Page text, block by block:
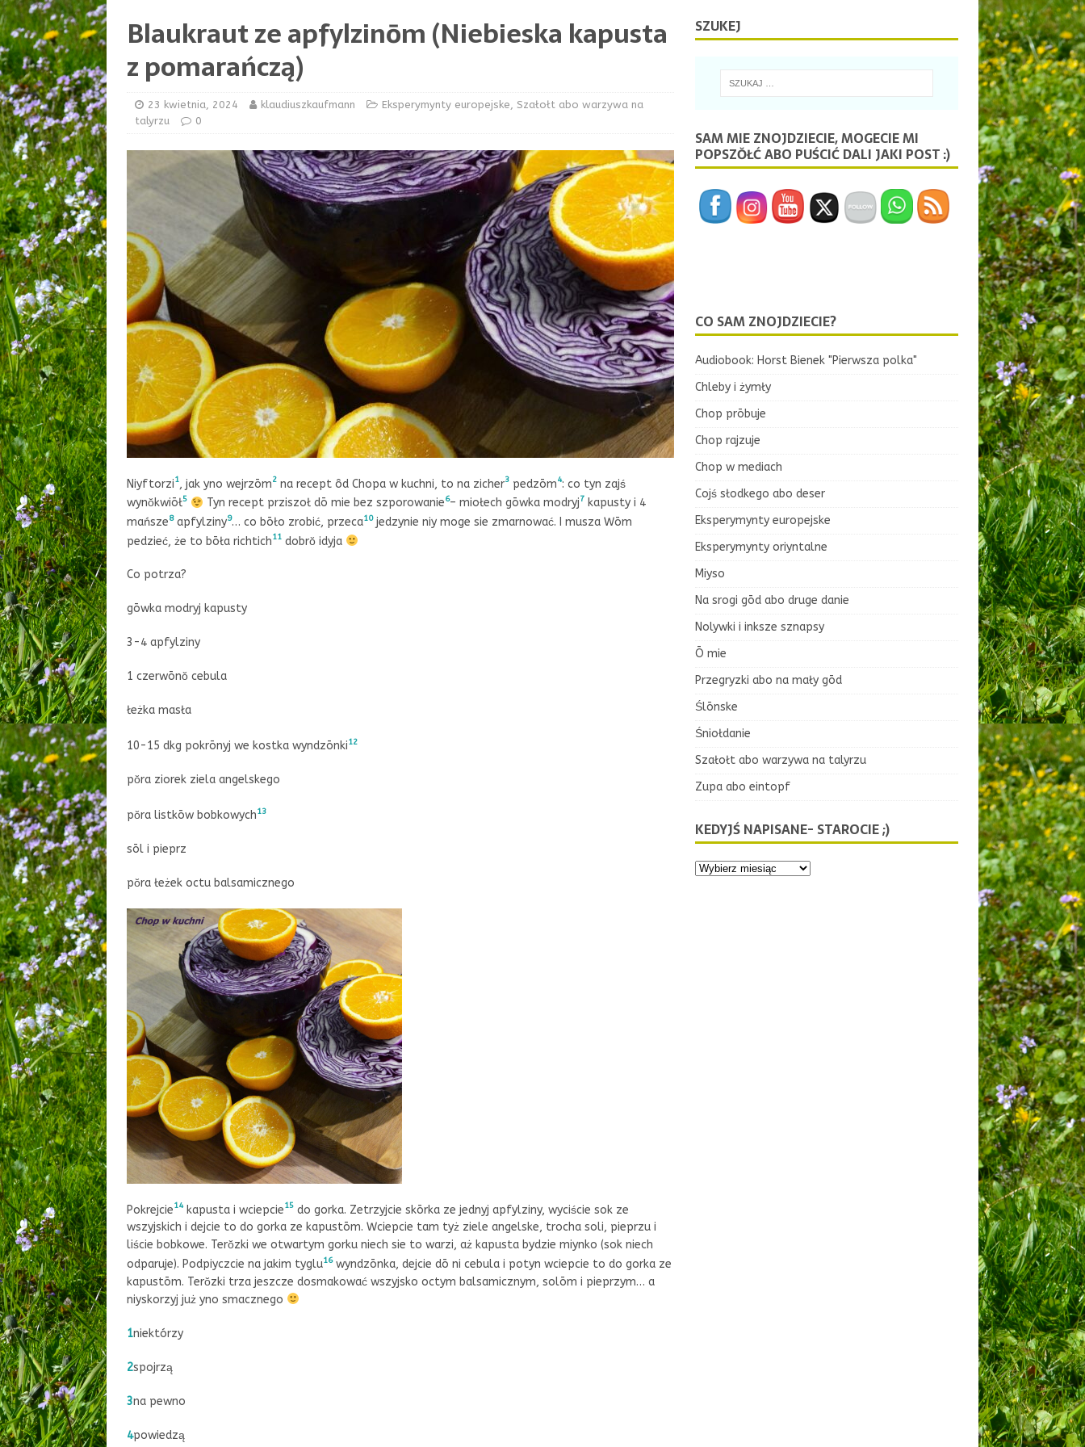
Blaukraut ze apfylzinōm (Niebieska kapusta
z pomarańczą)
23 kwietnia, 2024 klaudiuszkaufmann Eksperymynty europejske Szałołt abo warzywa na
talyrzu
0
Niyftorzi1, jak yno wejrzōm2 na recept ôd Chopa w kuchni, to na zicher3 pedzōm4: co tyn zajś
wynŏkwiōł5 Tyn recept prziszoł dō mie bez szporowanie6– miołech gōwka modryj7 kapusty i 4
mańsze8apfylziny9… co bōło zrobić, przeca10jedzynie niy moge sie zmarnować. I musza Wōm
pedzieć, że to bōła richtich11 dobrŏ idyja
Co potrza?
gōwka modryj kapusty
3-4 apfylziny
1 czerwōnŏ cebula
łeżka masła
10-15 dkg pokrōnyj we kostka wyndzōnki12
pŏra ziorek ziela angelskego
pŏra listkōw bobkowych13
sōl i pieprz
pŏra łeżek octu balsamicznego
Pokrejcie14kapusta i wciepcie15 do gorka. Zetrzyjcie skōrka ze jednyj apfylziny, wyciście sok ze
wszyjskich i dejcie to do gorka ze kapustōm. Wciepcie tam tyż ziele angelske, trocha soli, pieprzu i
liście bobkowe. Terŏzki we otwartym gorku niech sie to warzi, aż kapusta bydzie miynko (sok niech
odparuje). Podpiyczcie na jakim tyglu16wyndzōnka, dejcie dō ni cebula i potyn wciepcie to do gorka ze
kapustōm. Terŏzki trza jeszcze dosmakować wszyjsko octym balsamicznym, solōm i pieprzym… a
niyskorzyj już yno smacznego
1niektórzy
2spojrzą
3na pewno
4powiedzą
SZUKEJ
SAM MIE ZNOJDZIECIE, MOGECIE MI
POPSZŎŁĆ ABO PUŚCIĆ DALI JAKI POST :)
CO SAM ZNOJDZIECIE?
Audiobook: Horst Bienek "Pierwsza polka"
Chleby i żymły
Chop prōbuje
Chop rajzuje
Chop w mediach
Cojś słodkego abo deser
Eksperymynty europejske
Eksperymynty oriyntalne
Miyso
Na srogi gōd abo druge danie
Nolywki i inksze sznapsy
Ō mie
Przegryzki abo na mały gōd
Ślōnske
Śniołdanie
Szałołt abo warzywa na talyrzu
Zupa abo eintopf
KEDYJŚ NAPISANE- STAROCIE ;)